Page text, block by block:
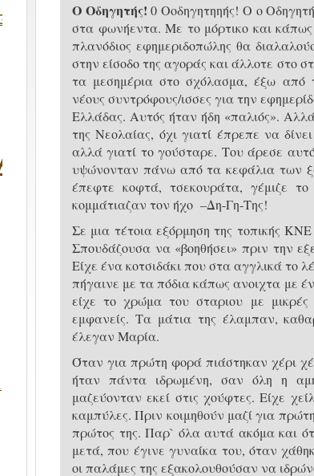
Ο Οδηγητής! 0 Οοδηγητηηής! Ο ο
στα φωνήεντα. Με το μόρτικο και
πλανόδιος εφημεριδοπώλης θα
στην είσοδο της αγοράς και άλλοτε στο
τα μεσημέρια στο σχόλασμα, έξω από
νέους συντρόφους/ισσες για την
Ελλάδας. Αυτός ήταν ήδη «παλιός».
της Νεολαίας, όχι γιατί έπρεπε να
αλλά γιατί το γούσταρε. Του άρεσε
υψώνονταν πάνω από τα κεφάλια των
έπεφτε κοφτά, τσεκουράτα, γέμιζε
κομμάτιαζαν τον ήχο –Δη-Γη-Της!
Σε μια τέτοια εξόρμηση της τοπικής
Σπουδάζουσα να «βοηθήσει» πριν την
Είχε ένα κοτσιδάκι που στα αγγλικά το
πήγαινε με τα πόδια κάπως ανοιχτα με
είχε το χρώμα του σταριου με μικρές
εμφανείς. Τα μάτια της έλαμπαν,
έλεγαν Μαρία.
Όταν για πρώτη φορά πιάστηκαν χέρι
ήταν πάντα ιδρωμένη, σαν όλη η
μαζεύονταν εκεί στις χούφτες. Είχε
καμπύλες. Πριν κοιμηθούν μαζί για
πρώτος της. Παρ` όλα αυτά ακόμα και
μετά, που έγινε γυναίκα του, όταν
οι παλάμες της εξακολουθούσαν να